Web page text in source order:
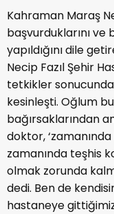
Kahraman Maraş
başvurduklarını
yapıldığını dile
Necip Fazıl Şehir
tetkikler
kesinleşti. Oğlum
bağırsaklarından
doktor,
zamanında teşhis
olmak zorunda
dedi. Ben de
hastaneye